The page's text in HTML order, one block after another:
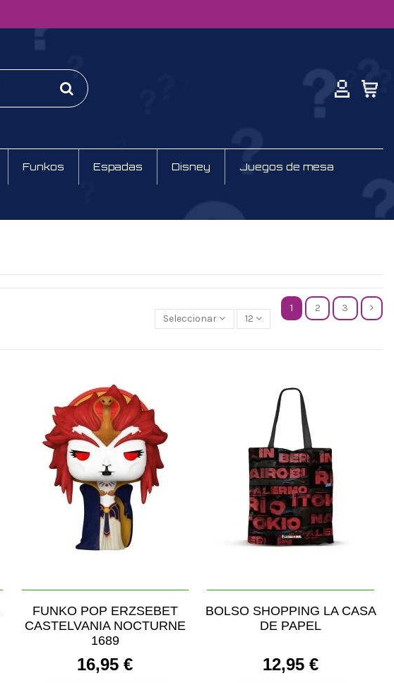
Funkos Espadas Disney Juegos de mesa
Seleccionar 12
1 2 3
FUNKO POP ERZSEBET
CASTELVANIA NOCTURNE
1689
16,95 €
BOLSO SHOPPING LA CASA
DE PAPEL
12,95 €